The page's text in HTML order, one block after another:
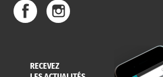
RECEVEZ